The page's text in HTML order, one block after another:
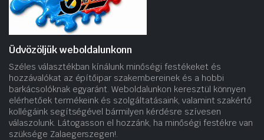
Üdvözöljük weboldalunkonn
Széles választékban kínálunk minőségi festékeket és
hozzávalókat az építőipar szakembereinek és a hobbi
barkácsolóknak egyaránt. Weboldalunkon keresztül könnyen
elérhetőek termékeink és szolgáltatásaink, valamint szakértő
kollégáink segítségével bármilyen kérdésre szívesen
válaszolunk. Látogasson el hozzánk, ha minőségi festékre van
szüksége Zalaegerszegen!.